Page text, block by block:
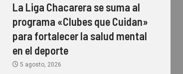
La Liga Chacarera se suma al
programa «Clubes que Cuidan»
para fortalecer la salud mental
en el deporte
5 agosto, 2026